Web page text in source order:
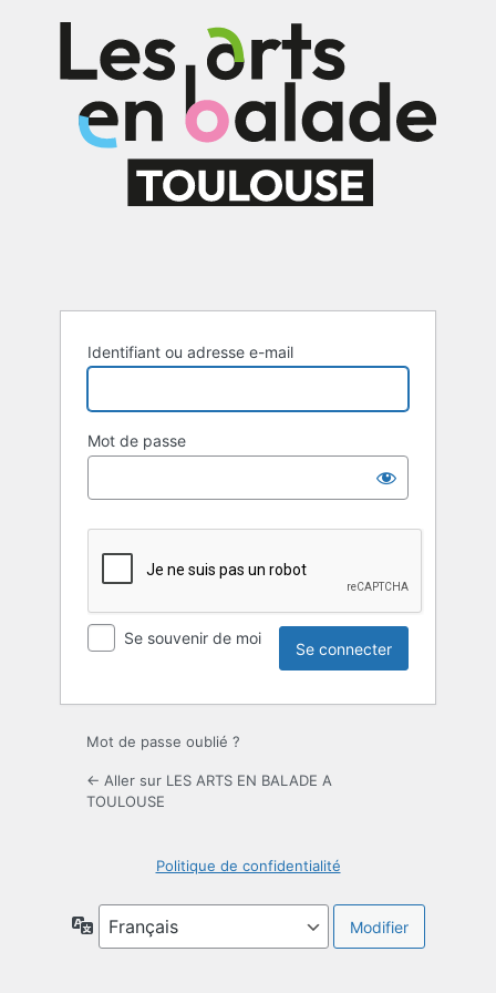
connecter
Identifiant ou adresse e-mail
Mot de passe
Se souvenir de moi
Mot de passe oublié ?
← Aller sur LES ARTS EN BALADE A
TOULOUSE
Politique de confidentialité
Langue